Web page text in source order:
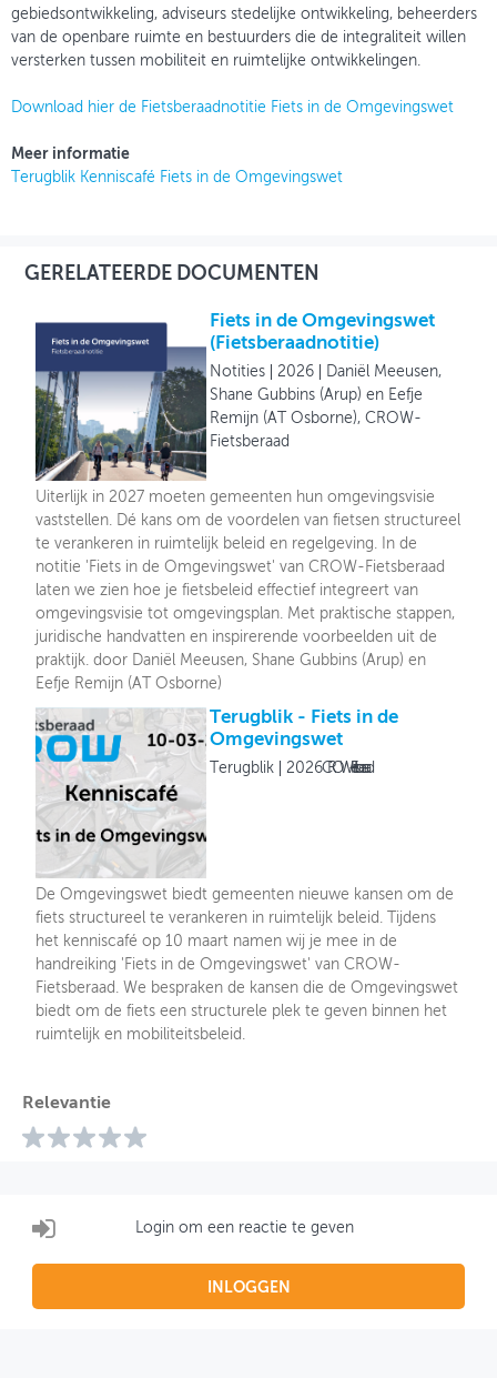
gebiedsontwikkeling, adviseurs stedelijke ontwikkeling, beheerders
van de openbare ruimte en bestuurders die de integraliteit willen
versterken tussen mobiliteit en ruimtelijke ontwikkelingen.
Download hier de Fietsberaadnotitie Fiets in de Omgevingswet
Meer informatie
Terugblik Kenniscafé Fiets in de Omgevingswet
GERELATEERDE DOCUMENTEN
Fiets in de Omgevingswet
(Fietsberaadnotitie)
Notities 2026
Daniël Meeusen,
Shane Gubbins (Arup) en Eefje
Remijn (AT Osborne), CROW-
Fietsberaad
Uiterlijk in 2027 moeten gemeenten hun omgevingsvisie
vaststellen. Dé kans om de voordelen van fietsen structureel
te verankeren in ruimtelijk beleid en regelgeving. In de
notitie 'Fiets in de Omgevingswet' van CROW-Fietsberaad
laten we zien hoe je fietsbeleid effectief integreert van
omgevingsvisie tot omgevingsplan. Met praktische stappen,
juridische handvatten en inspirerende voorbeelden uit de
praktijk. door Daniël Meeusen, Shane Gubbins (Arup) en
Eefje Remijn (AT Osborne)
Terugblik - Fiets in de
Omgevingswet
Terugblik 2026CROW-Fietsberaad
De Omgevingswet biedt gemeenten nieuwe kansen om de
fiets structureel te verankeren in ruimtelijk beleid. Tijdens
het kenniscafé op 10 maart namen wij je mee in de
handreiking 'Fiets in de Omgevingswet' van CROW-
Fietsberaad. We bespraken de kansen die de Omgevingswet
biedt om de fiets een structurele plek te geven binnen het
ruimtelijk en mobiliteitsbeleid.
Relevantie
Login om een reactie te geven
INLOGGEN